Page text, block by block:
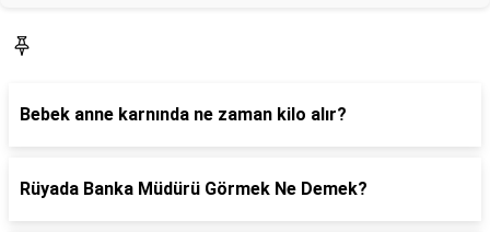
Bebek anne karnında ne zaman kilo alır?
Rüyada Banka Müdürü Görmek Ne Demek?